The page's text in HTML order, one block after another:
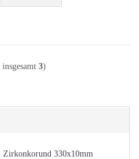
3)
Zirkonkorund 330x10mm